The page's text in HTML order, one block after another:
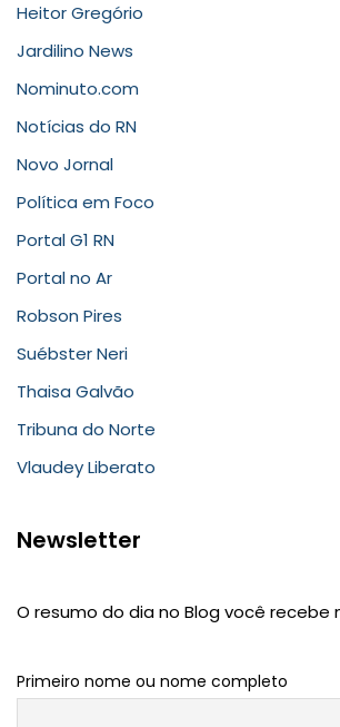
Heitor Gregório
Jardilino News
Nominuto.com
Notícias do RN
Novo Jornal
Política em Foco
Portal G1 RN
Portal no Ar
Robson Pires
Suébster Neri
Thaisa Galvão
Tribuna do Norte
Vlaudey Liberato
Newsletter
O resumo do dia no Blog você recebe
Primeiro nome ou nome completo